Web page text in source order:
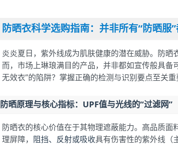
防晒衣科学选购指南：并非所有“防晒服
炎炎夏日，紫外线成为肌肤健康的潜在威胁。防
而，市场上琳琅满目的产品，并非都如宣传般具
无效衣”的陷阱？掌握正确的检测与识别要点至关重
防晒原理与核心指标：UPF值与光线的“过滤网”
防晒衣的核心价值在于其物理遮蔽能力。高品质
理屏障， 阻挡、反射或吸收具有伤害性的紫外线（